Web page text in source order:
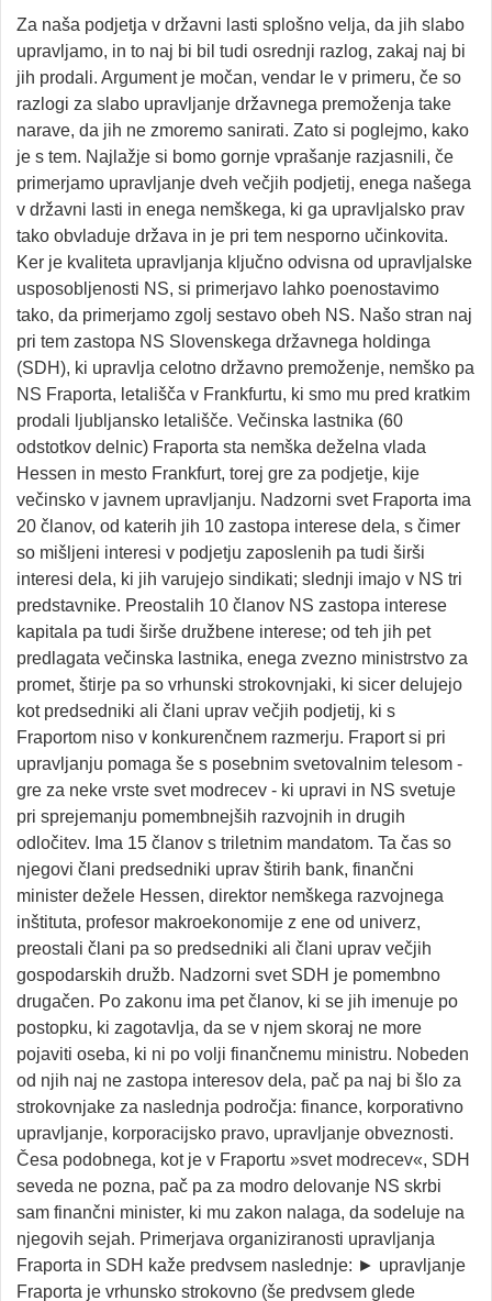
Za naša podjetja v državni lasti splošno velja, da jih slabo
upravljamo, in to naj bi bil tudi osrednji razlog, zakaj naj bi
jih prodali. Argument je močan, vendar le v primeru, če so
razlogi za slabo upravljanje državnega premoženja take
narave, da jih ne zmoremo sanirati. Zato si poglejmo, kako
je s tem. Najlažje si bomo gornje vprašanje razjasnili, če
primerjamo upravljanje dveh večjih podjetij, enega našega
v državni lasti in enega nemškega, ki ga upravljalsko prav
tako obvladuje država in je pri tem nesporno učinkovita.
Ker je kvaliteta upravljanja ključno odvisna od upravljalske
usposobljenosti NS, si primerjavo lahko poenostavimo
tako, da primerjamo zgolj sestavo obeh NS. Našo stran naj
pri tem zastopa NS Slovenskega državnega holdinga
(SDH), ki upravlja celotno državno premoženje, nemško pa
NS Fraporta, letališča v Frankfurtu, ki smo mu pred kratkim
prodali ljubljansko letališče. Večinska lastnika (60
odstotkov delnic) Fraporta sta nemška deželna vlada
Hessen in mesto Frankfurt, torej gre za podjetje, kije
večinsko v javnem upravljanju. Nadzorni svet Fraporta ima
20 članov, od katerih jih 10 zastopa interese dela, s čimer
so mišljeni interesi v podjetju zaposlenih pa tudi širši
interesi dela, ki jih varujejo sindikati; slednji imajo v NS tri
predstavnike. Preostalih 10 članov NS zastopa interese
kapitala pa tudi širše družbene interese; od teh jih pet
predlagata večinska lastnika, enega zvezno ministrstvo za
promet, štirje pa so vrhunski strokovnjaki, ki sicer delujejo
kot predsedniki ali člani uprav večjih podjetij, ki s
Fraportom niso v konkurenčnem razmerju. Fraport si pri
upravljanju pomaga še s posebnim svetovalnim telesom -
gre za neke vrste svet modrecev - ki upravi in NS svetuje
pri sprejemanju pomembnejših razvojnih in drugih
odločitev. Ima 15 članov s triletnim mandatom. Ta čas so
njegovi člani predsedniki uprav štirih bank, finančni
minister dežele Hessen, direktor nemškega razvojnega
inštituta, profesor makroekonomije z ene od univerz,
preostali člani pa so predsedniki ali člani uprav večjih
gospodarskih družb. Nadzorni svet SDH je pomembno
drugačen. Po zakonu ima pet članov, ki se jih imenuje po
postopku, ki zagotavlja, da se v njem skoraj ne more
pojaviti oseba, ki ni po volji finančnemu ministru. Nobeden
od njih naj ne zastopa interesov dela, pač pa naj bi šlo za
strokovnjake za naslednja področja: finance, korporativno
upravljanje, korporacijsko pravo, upravljanje obveznosti.
Česa podobnega, kot je v Fraportu »svet modrecev«, SDH
seveda ne pozna, pač pa za modro delovanje NS skrbi
sam finančni minister, ki mu zakon nalaga, da sodeluje na
njegovih sejah. Primerjava organiziranosti upravljanja
Fraporta in SDH kaže predvsem naslednje: ► upravljanje
Fraporta je vrhunsko strokovno (še predvsem glede